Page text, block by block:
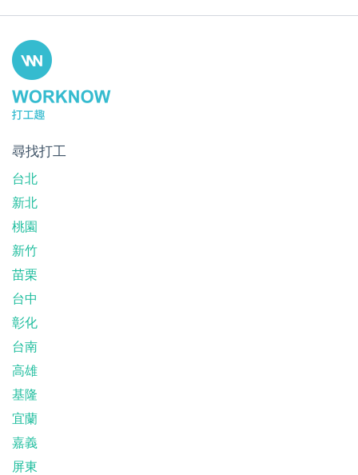
尋找打工
台北
新北
桃園
新竹
苗栗
台中
彰化
台南
高雄
基隆
宜蘭
嘉義
屏東